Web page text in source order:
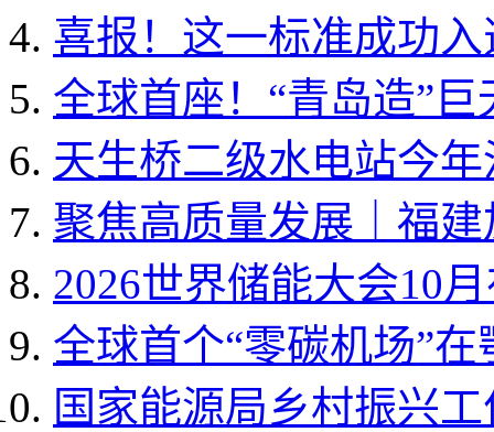
喜报！这一标准成功
全球首座！“青岛造”
天生桥二级水电站今
聚焦高质量发展｜福
2026世界储能大会10
全球首个“零碳机场”
国家能源局乡村振兴